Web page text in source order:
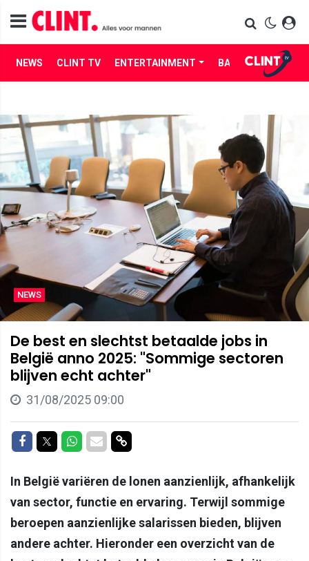
NEWS CLINT TV ENTERTAINMENT BABES LIFE
NEWS
De best en slechtst betaalde jobs in
België anno 2025: "Sommige sectoren
blijven echt achter"
31/08/2025 09:00
Delen op Facebook
Delen op Twitter
Delen op Whatsapp
Delen via Mail
Delen via link
In België variëren de lonen aanzienlijk, afhankelijk
van sector, functie en ervaring. Terwijl sommige
beroepen aanzienlijke salarissen bieden, blijven
andere achter. Hieronder een overzicht van de